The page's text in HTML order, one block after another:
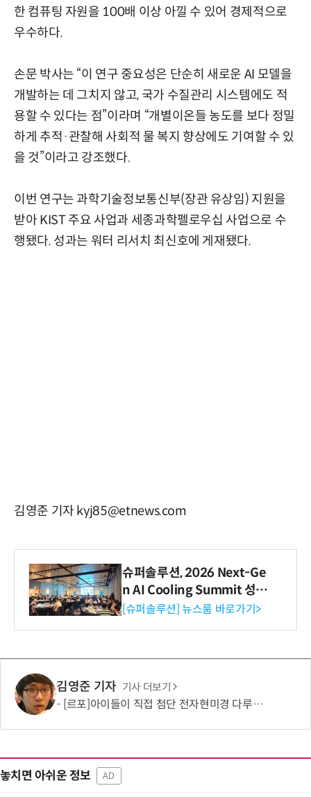
한 컴퓨팅 자원을 100배 이상 아낄 수 있어 경제적으로
우수하다.
손문 박사는 “이 연구 중요성은 단순히 새로운 AI 모델을
개발하는 데 그치지 않고, 국가 수질관리 시스템에도 적
용할 수 있다는 점”이라며 “개별이온들 농도를 보다 정밀
하게 추적·관찰해 사회적 물 복지 향상에도 기여할 수 있
을 것”이라고 강조했다.
이번 연구는 과학기술정보통신부(장관 유상임) 지원을
받아 KIST 주요 사업과 세종과학펠로우십 사업으로 수
행됐다. 성과는 워터 리서치 최신호에 게재됐다.
김영준 기자 kyj85@etnews.com
슈퍼솔루션, 2026 Next-Ge
n AI Cooling Summit 성황
리 성료
[슈퍼솔루션] 뉴스룸 바로가기>
김영준 기자 기사 더보기
[르포]아이들이 직접 첨단 전자현미경 다루며 과학원리 체득...과학체험 제공 '주니어닥터' 현장
놓치면 아쉬운 정보 AD